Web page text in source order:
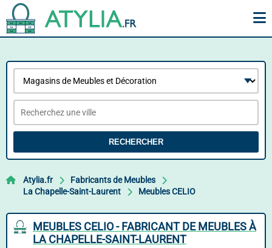
RECHERCHER
Atylia.fr
Fabricants de Meubles
La Chapelle-Saint-Laurent
Meubles CELIO
MEUBLES CELIO - FABRICANT DE MEUBLES À
LA CHAPELLE-SAINT-LAURENT